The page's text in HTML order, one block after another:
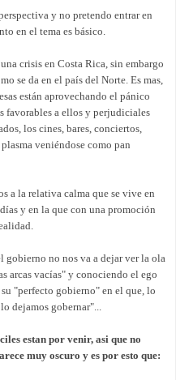
y no pretendo entrar en
en el tema es básico.
crisis en Costa Rica, sin embargo
se da en el país del Norte. Es mas,
están aprovechando el pánico
favorables a ellos y perjudiciales
los cines, bares, conciertos,
veniéndose como pan
a la relativa calma que se vive en
y en la que con una promoción
gobierno no nos va a dejar ver la ola
arcas vacías" y conociendo el ego
"perfecto gobierno" en el que, lo
dejamos gobernar"...
estan por venir, asi que no
muy oscuro y es por esto que: